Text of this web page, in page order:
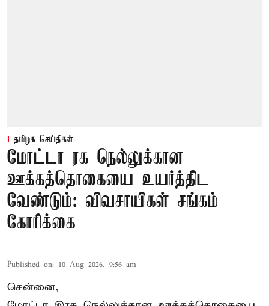
தமிழக செய்திகள்
மோட்டா ரக நெல்லுக்கான
ஊக்கத்தொகையை உயர்த்திட
வேண்டும்: விவசாயிகள் சங்கம்
கோரிக்கை
Published on: 10 Aug 2026, 9:56 am
சென்னை,